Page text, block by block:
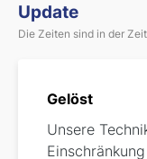
Update
Die Zeiten sind in der
Gelöst
Unsere